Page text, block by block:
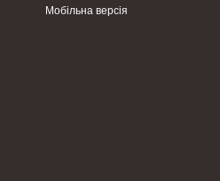
Мобільна версія